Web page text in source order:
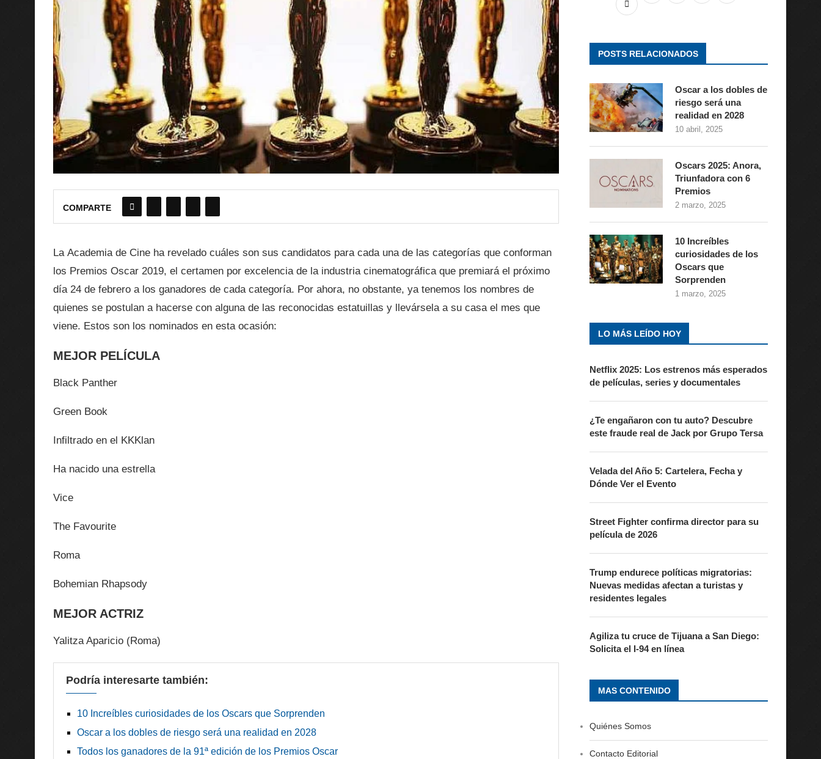
COMPARTE
La Academia de Cine ha revelado cuáles son sus candidatos para cada una de las categorías que conforman
los Premios Oscar 2019, el certamen por excelencia de la industria cinematográfica que premiará el próximo
día 24 de febrero a los ganadores de cada categoría. Por ahora, no obstante, ya tenemos los nombres de
quienes se postulan a hacerse con alguna de las reconocidas estatuillas y llevársela a su casa el mes que
viene. Estos son los nominados en esta ocasión:
MEJOR PELÍCULA
Black Panther
Green Book
Infiltrado en el KKKlan
Ha nacido una estrella
Vice
The Favourite
Roma
Bohemian Rhapsody
MEJOR ACTRIZ
Yalitza Aparicio (Roma)
Podría interesarte también:
10 Increíbles curiosidades de los Oscars que Sorprenden
Oscar a los dobles de riesgo será una realidad en 2028
Todos los ganadores de la 91ª edición de los Premios Oscar
POSTS RELACIONADOS
Oscar a los dobles de
riesgo será una
realidad en 2028
10 abril, 2025
Oscars 2025: Anora,
Triunfadora con 6
Premios
2 marzo, 2025
10 Increíbles
curiosidades de los
Oscars que
Sorprenden
1 marzo, 2025
LO MÁS LEÍDO HOY
Netflix 2025: Los estrenos más esperados
de películas, series y documentales
¿Te engañaron con tu auto? Descubre
este fraude real de Jack por Grupo Tersa
Velada del Año 5: Cartelera, Fecha y
Dónde Ver el Evento
Street Fighter confirma director para su
película de 2026
Trump endurece políticas migratorias:
Nuevas medidas afectan a turistas y
residentes legales
Agiliza tu cruce de Tijuana a San Diego:
Solicita el I-94 en línea
MAS CONTENIDO
Quiénes Somos
Contacto Editorial